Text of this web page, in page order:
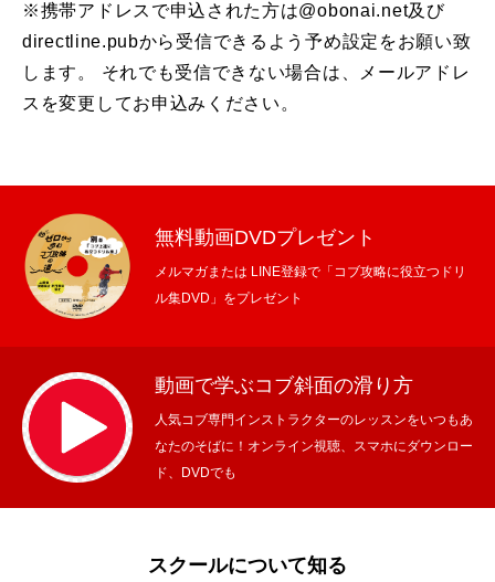
※携帯アドレスで申込された方は@obonai.net及び
directline.pubから受信できるよう予め設定をお願い致
します。 それでも受信できない場合は、メールアドレ
スを変更してお申込みください。
無料動画DVDプレゼント
メルマガまたは LINE登録で「コブ攻略に役立つドリ
ル集DVD」をプレゼント
動画で学ぶコブ斜面の滑り方
人気コブ専門インストラクターのレッスンをいつもあ
なたのそばに！オンライン視聴、スマホにダウンロー
ド、DVDでも
スクールについて知る